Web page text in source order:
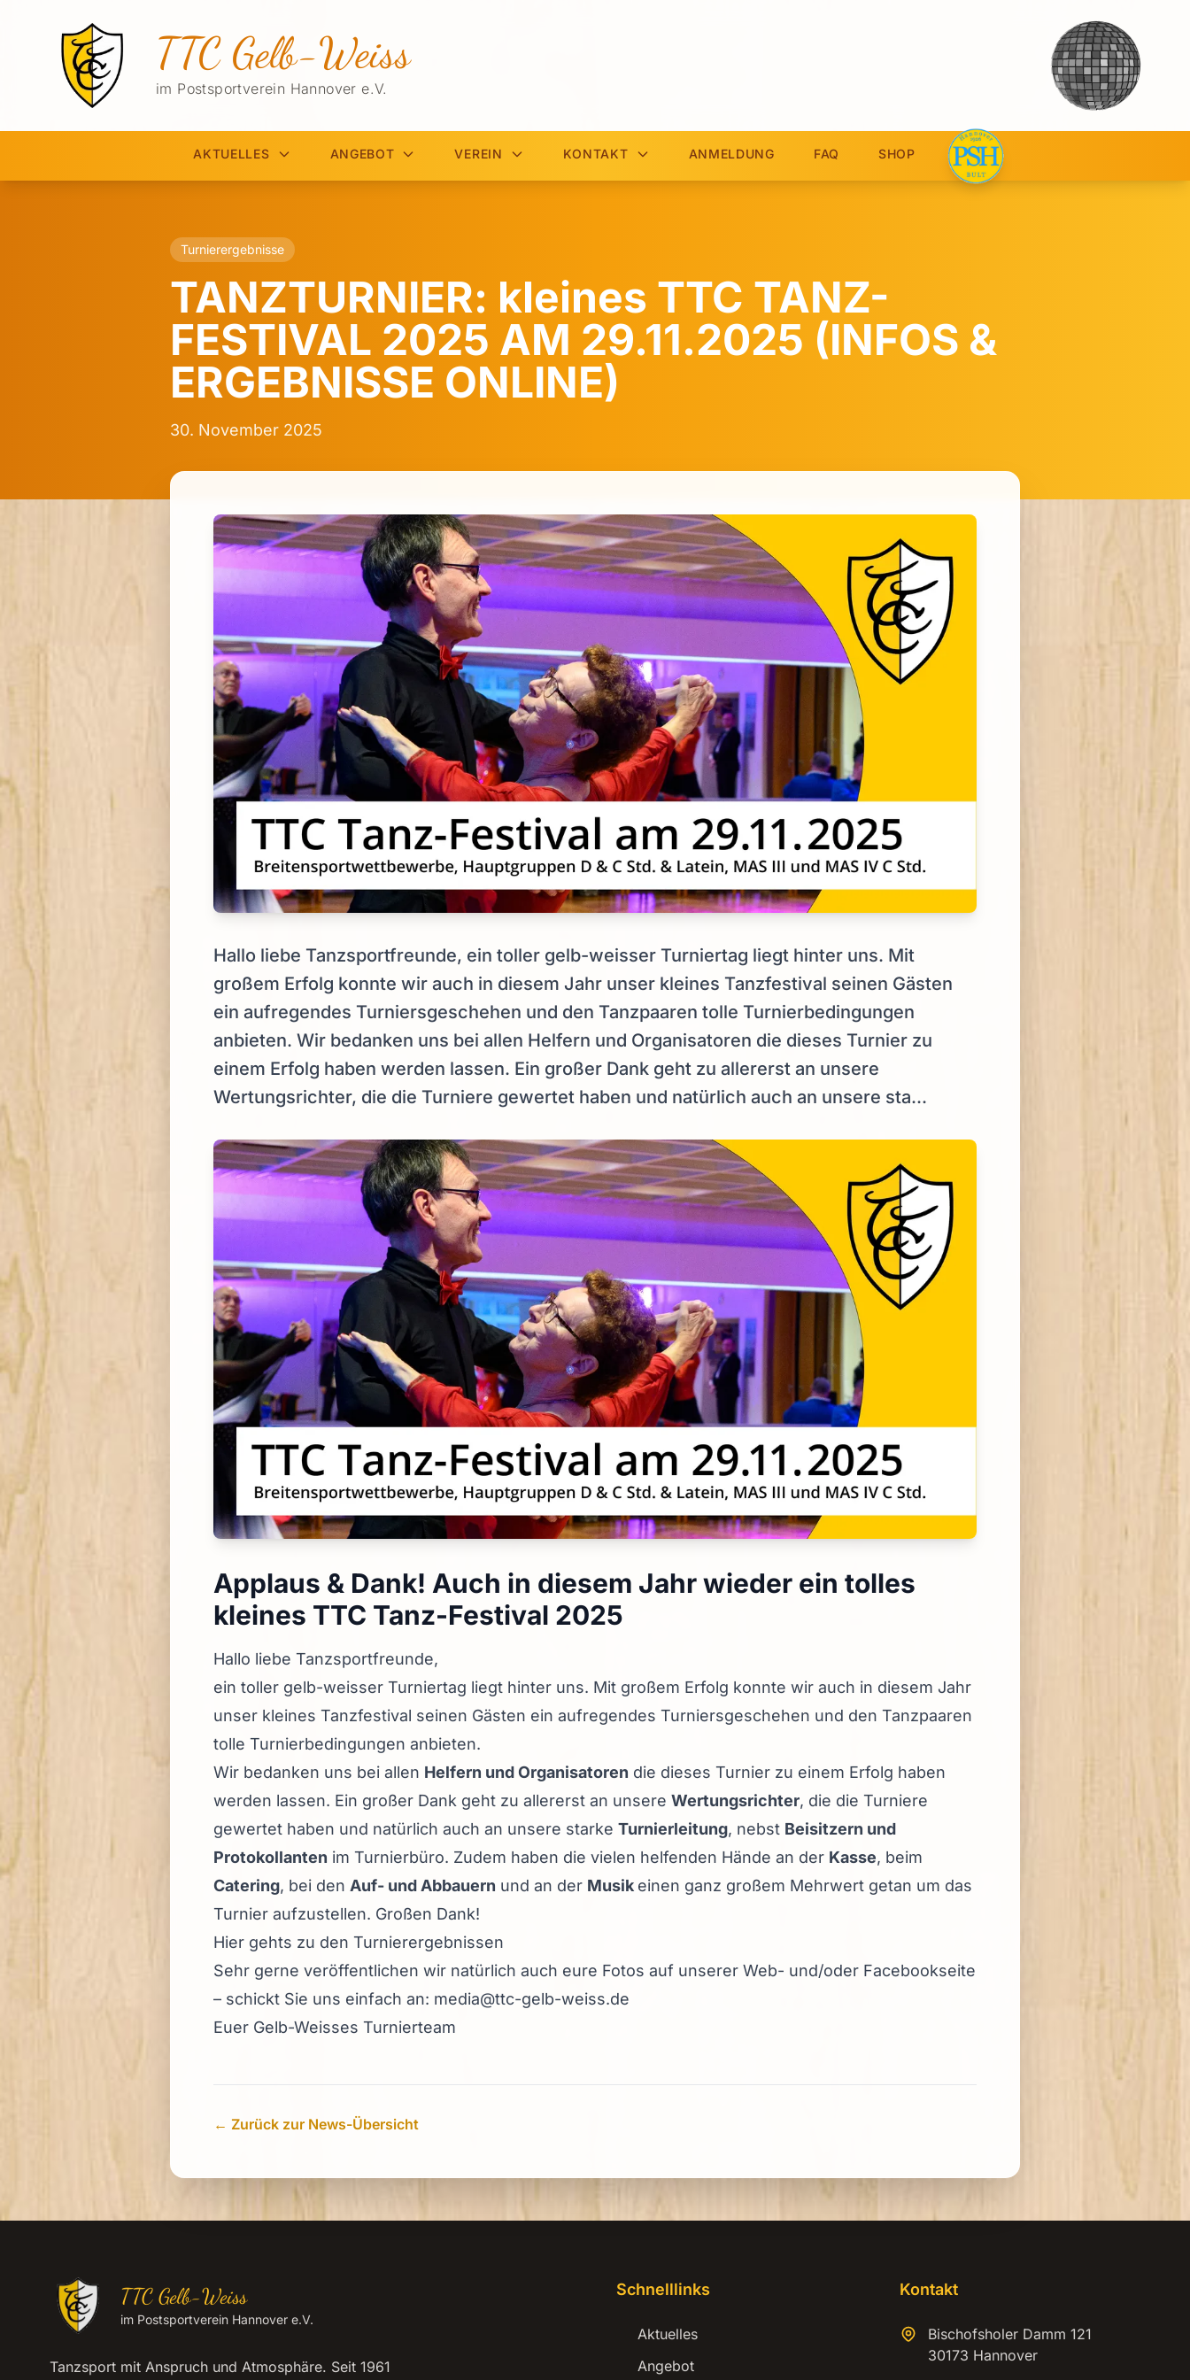
TTC Gelb-Weiss
im Postsportverein Hannover e.V.
AKTUELLES ANGEBOT VEREIN KONTAKT ANMELDUNG FAQ SHOP
Turnierergebnisse
TANZTURNIER: kleines TTC TANZ-
FESTIVAL 2025 AM 29.11.2025 (INFOS &
ERGEBNISSE ONLINE)
30. November 2025
Hallo liebe Tanzsportfreunde, ein toller gelb-weisser Turniertag liegt hinter uns. Mit
großem Erfolg konnte wir auch in diesem Jahr unser kleines Tanzfestival seinen Gästen
ein aufregendes Turniersgeschehen und den Tanzpaaren tolle Turnierbedingungen
anbieten. Wir bedanken uns bei allen Helfern und Organisatoren die dieses Turnier zu
einem Erfolg haben werden lassen. Ein großer Dank geht zu allererst an unsere
Wertungsrichter, die die Turniere gewertet haben und natürlich auch an unsere sta...
Applaus & Dank! Auch in diesem Jahr wieder ein tolles
kleines TTC Tanz-Festival 2025
Hallo liebe Tanzsportfreunde,
ein toller gelb-weisser Turniertag liegt hinter uns. Mit großem Erfolg konnte wir auch in diesem Jahr
unser kleines Tanzfestival seinen Gästen ein aufregendes Turniersgeschehen und den Tanzpaaren
tolle Turnierbedingungen anbieten.
Wir bedanken uns bei allen Helfern und Organisatoren die dieses Turnier zu einem Erfolg haben
werden lassen. Ein großer Dank geht zu allererst an unsere Wertungsrichter, die die Turniere
gewertet haben und natürlich auch an unsere starke Turnierleitung, nebst Beisitzern und
Protokollanten im Turnierbüro. Zudem haben die vielen helfenden Hände an der Kasse, beim
Catering, bei den Auf- und Abbauern und an der Musik einen ganz großem Mehrwert getan um das
Turnier aufzustellen. Großen Dank!
Hier gehts zu den Turnierergebnissen
Sehr gerne veröffentlichen wir natürlich auch eure Fotos auf unserer Web- und/oder Facebookseite
– schickt Sie uns einfach an: media@ttc-gelb-weiss.de
Euer Gelb-Weisses Turnierteam
← Zurück zur News-Übersicht
TTC Gelb-Weiss
im Postsportverein Hannover e.V.
Tanzsport mit Anspruch und Atmosphäre. Seit 1961
Schnelllinks
Aktuelles
Angebot
Kontakt
Bischofsholer Damm 121
30173 Hannover